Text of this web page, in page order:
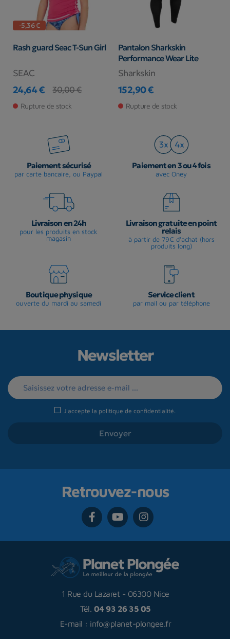
-5,36 €
Rash guard Seac T-Sun Girl
SEAC
Prix
24,64 €
Prix de base
30,00 €
Rupture de stock
Pantalon Sharkskin
Performance Wear Lite
Sharkskin
Prix
152,90 €
Rupture de stock
Paiement sécurisé
par carte bancaire, ou Paypal
Paiement en 3 ou 4 fois
avec Oney
Livraison en 24h
pour les produits en stock
magasin
Livraison gratuite en point
relais
à partir de 79€ d'achat (hors
produits long)
Boutique physique
ouverte du mardi au samedi
Service client
par mail ou par téléphone
Newsletter
J'accepte la politique de confidentialité.
Retrouvez-nous
1 Rue du Lazaret - 06300 Nice
Tél. 04 93 26 35 05
E-mail : info@planet-plongee.fr